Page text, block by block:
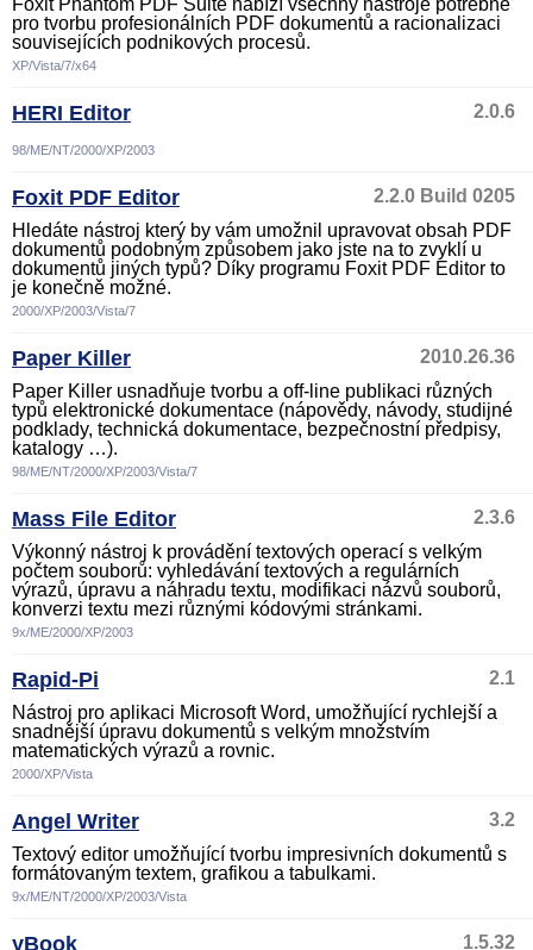
Foxit Phantom PDF Suite nabízí všechny nástroje potřebné
pro tvorbu profesionálních PDF dokumentů a racionalizaci
souvisejících podnikových procesů.
XP/Vista/7/x64
HERI Editor 2.0.6
98/ME/NT/2000/XP/2003
Foxit PDF Editor
2.2.0 Build 0205
Hledáte nástroj který by vám umožnil upravovat obsah PDF
dokumentů podobným způsobem jako jste na to zvyklí u
dokumentů jiných typů? Díky programu Foxit PDF Editor to
je konečně možné.
2000/XP/2003/Vista/7
Paper Killer
2010.26.36
Paper Killer usnadňuje tvorbu a off-line publikaci různých
typů elektronické dokumentace (nápovědy, návody, studijné
podklady, technická dokumentace, bezpečnostní předpisy,
katalogy …).
98/ME/NT/2000/XP/2003/Vista/7
Mass File Editor
2.3.6
Výkonný nástroj k provádění textových operací s velkým
počtem souborů: vyhledávání textových a regulárních
výrazů, úpravu a náhradu textu, modifikaci názvů souborů,
konverzi textu mezi různými kódovými stránkami.
9x/ME/2000/XP/2003
Rapid-Pi
2.1
Nástroj pro aplikaci Microsoft Word, umožňující rychlejší a
snadnější úpravu dokumentů s velkým množstvím
matematických výrazů a rovnic.
2000/XP/Vista
Angel Writer
3.2
Textový editor umožňující tvorbu impresivních dokumentů s
formátovaným textem, grafikou a tabulkami.
9x/ME/NT/2000/XP/2003/Vista
yBook
1.5.32